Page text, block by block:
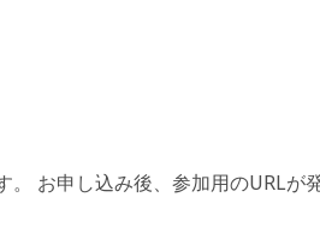
お申し込み後、参加用のURLが